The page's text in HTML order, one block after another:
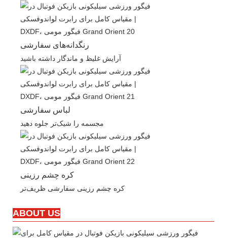
رنگدانه‌های سفارشی
آرایش غلیظ و ماندگار داشته باشید
لباس سفارشی
مجسمه را شیک‌تر جلوه دهید
کره چشم رزینی
کره چشم رزینی سفارشی ظریف‌تر
ABOUT US